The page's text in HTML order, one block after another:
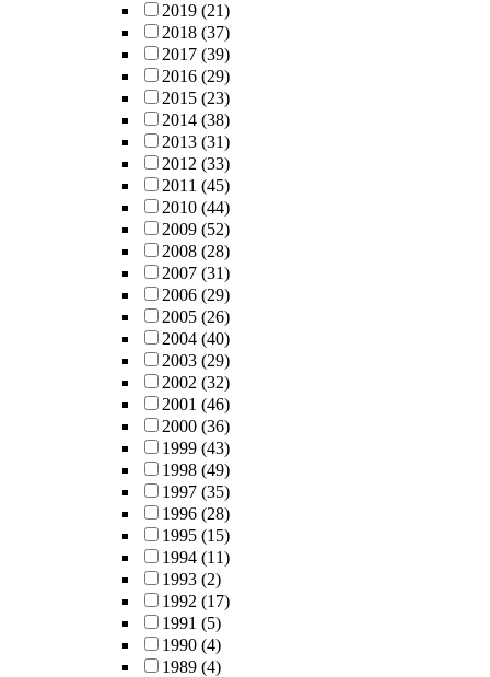
2019 (21)
2018 (37)
2017 (39)
2016 (29)
2015 (23)
2014 (38)
2013 (31)
2012 (33)
2011 (45)
2010 (44)
2009 (52)
2008 (28)
2007 (31)
2006 (29)
2005 (26)
2004 (40)
2003 (29)
2002 (32)
2001 (46)
2000 (36)
1999 (43)
1998 (49)
1997 (35)
1996 (28)
1995 (15)
1994 (11)
1993 (2)
1992 (17)
1991 (5)
1990 (4)
1989 (4)